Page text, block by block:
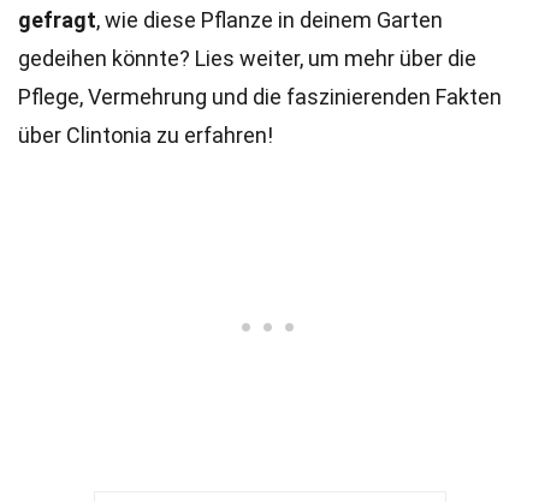
gefragt, wie diese Pflanze in deinem Garten
gedeihen könnte? Lies weiter, um mehr über die
Pflege, Vermehrung und die faszinierenden Fakten
über Clintonia zu erfahren!